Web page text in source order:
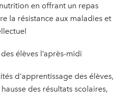
en offrant un repas
la résistance aux maladies et
élèves l’après-midi
d'apprentissage des élèves,
des résultats scolaires,